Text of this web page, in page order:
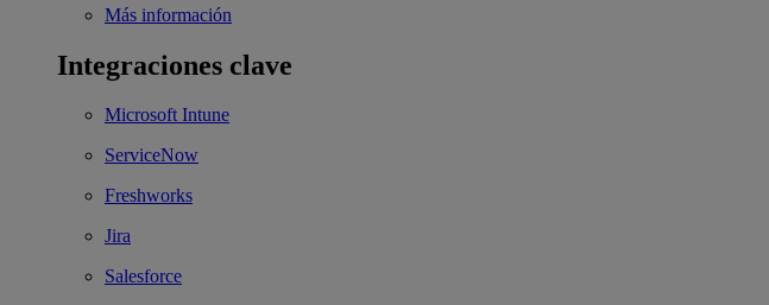
Más información
Integraciones clave
Microsoft Intune
ServiceNow
Freshworks
Jira
Salesforce